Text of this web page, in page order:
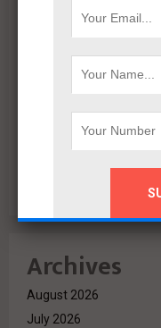
يتعاقدان مع رامتان
Archives
August 2026
July 2026